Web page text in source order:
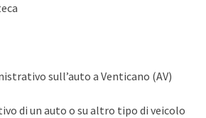
sull’auto a Venticano (AV)
di un auto o su altro tipo di veicolo